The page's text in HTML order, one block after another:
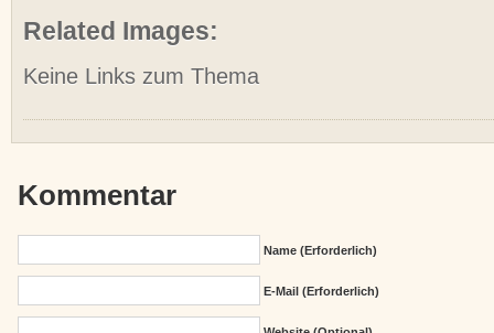
Related Images:
Keine Links zum Thema
Kommentar
Name (erforderlich)
E-Mail (erforderlich)